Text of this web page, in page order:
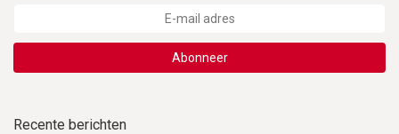
Abonneer
Recente berichten